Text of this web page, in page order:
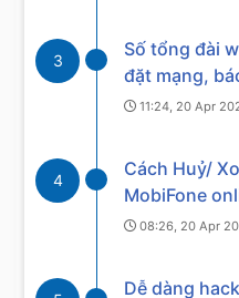
3
Số tổng đài
đặt mạng,
11:24, 20 Apr
4
Cách Huỷ/
MobiFone
08:26, 20 Apr
Dễ dàng